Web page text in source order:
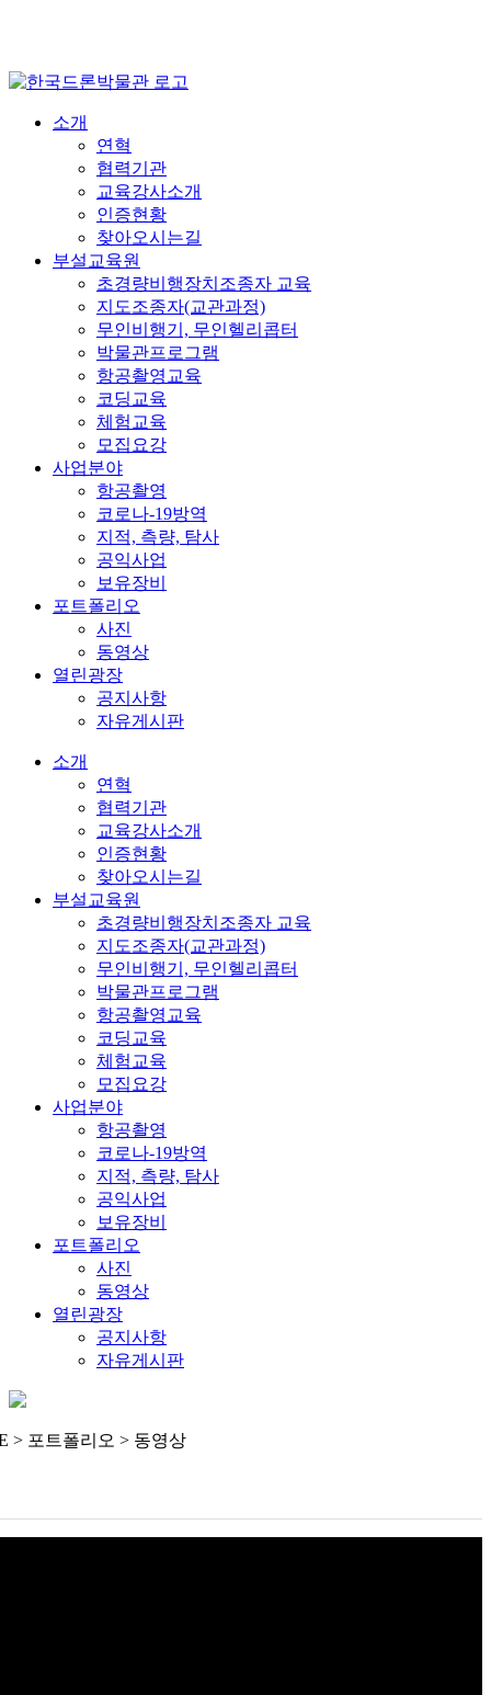
소개
연혁
협력기관
교육강사소개
인증현황
찾아오시는길
부설교육원
초경량비행장치조종자 교육
지도조종자(교관과정)
무인비행기, 무인헬리콥터
박물관프로그램
항공촬영교육
코딩교육
체험교육
모집요강
사업분야
항공촬영
코로나-19방역
지적, 측량, 탐사
공익사업
보유장비
포트폴리오
사진
동영상
열린광장
공지사항
자유게시판
소개
연혁
협력기관
교육강사소개
인증현황
찾아오시는길
부설교육원
초경량비행장치조종자 교육
지도조종자(교관과정)
무인비행기, 무인헬리콥터
박물관프로그램
항공촬영교육
코딩교육
체험교육
모집요강
사업분야
항공촬영
코로나-19방역
지적, 측량, 탐사
공익사업
보유장비
포트폴리오
사진
동영상
열린광장
공지사항
자유게시판
> 포트폴리오 > 동영상